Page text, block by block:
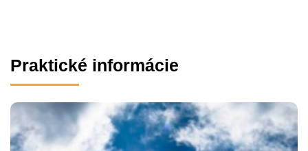
Praktické informácie